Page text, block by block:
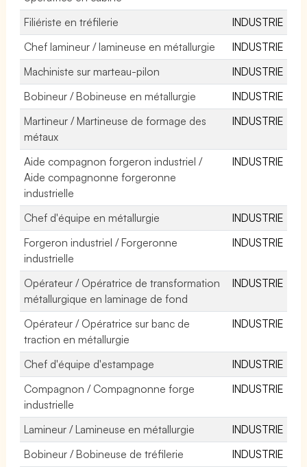
Filiériste en tréfilerie
INDUSTRIE
Chef lamineur / lamineuse en métallurgie
INDUSTRIE
Machiniste sur marteau-pilon
INDUSTRIE
Bobineur / Bobineuse en métallurgie
INDUSTRIE
Martineur / Martineuse de formage des
métaux
INDUSTRIE
Aide compagnon forgeron industriel /
Aide compagnonne forgeronne
industrielle
INDUSTRIE
Chef d'équipe en métallurgie
INDUSTRIE
Forgeron industriel / Forgeronne
industrielle
INDUSTRIE
Opérateur / Opératrice de transformation
métallurgique en laminage de fond
INDUSTRIE
Opérateur / Opératrice sur banc de
traction en métallurgie
INDUSTRIE
Chef d'équipe d'estampage
INDUSTRIE
Compagnon / Compagnonne forge
industrielle
INDUSTRIE
Lamineur / Lamineuse en métallurgie
INDUSTRIE
Bobineur / Bobineuse de tréfilerie
INDUSTRIE